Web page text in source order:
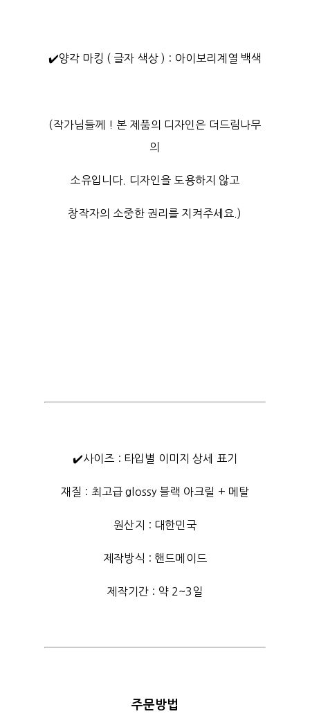
✔️양각 마킹 ( 글자 색상 ) : 아이보리계열 백색
(작가님들께 ! 본 제품의 디자인은 더드림나무
의
소유입니다. 디자인을 도용하지 않고
창작자의 소중한 권리를 지켜주세요.)
✔️사이즈 : 타입별 이미지 상세 표기
재질 : 최고급 glossy 블랙 아크릴 + 메탈
원산지 : 대한민국
제작방식 : 핸드메이드
제작기간 : 약 2~3일
주문방법